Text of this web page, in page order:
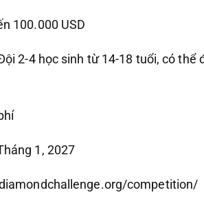
100.000 USD
2-4 học sinh từ 14-18 tuổi, có thể
1, 2027
competition/